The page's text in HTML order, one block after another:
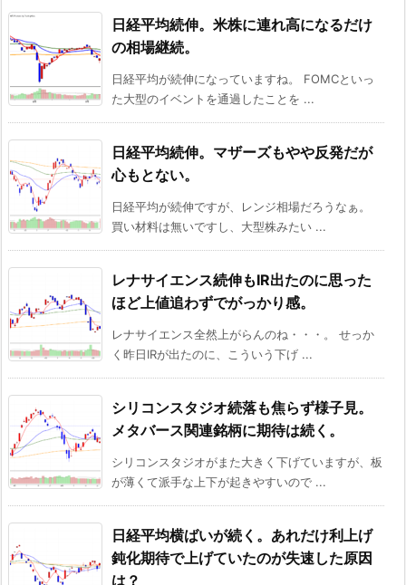
日経平均続伸。米株に連れ高になるだけ
の相場継続。
日経平均が続伸になっていますね。 FOMCといっ
た大型のイベントを通過したことを ...
日経平均続伸。マザーズもやや反発だが
心もとない。
日経平均が続伸ですが、レンジ相場だろうなぁ。
買い材料は無いですし、大型株みたい ...
レナサイエンス続伸もIR出たのに思った
ほど上値追わずでがっかり感。
レナサイエンス全然上がらんのね・・・。 せっか
く昨日IRが出たのに、こういう下げ ...
シリコンスタジオ続落も焦らず様子見。
メタバース関連銘柄に期待は続く。
シリコンスタジオがまた大きく下げていますが、板
が薄くて派手な上下が起きやすいので ...
日経平均横ばいが続く。あれだけ利上げ
鈍化期待で上げていたのが失速した原因
は？